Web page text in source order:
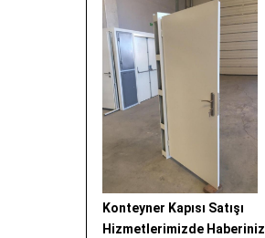
Konteyner Kapısı Satışı
Hizmetlerimizde Haberiniz